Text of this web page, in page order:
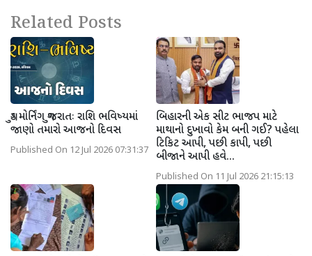
Related Posts
ગુડ મોર્નિંગ ગુજરાતઃ રાશિ ભવિષ્યમાં
જાણો તમારો આજનો દિવસ
Published On 12 Jul 2026 07:31:37
બિહારની એક સીટ ભાજપ માટે
માથાનો દુખાવો કેમ બની ગઈ? પહેલા
ટિકિટ આપી, પછી કાપી, પછી
બીજાને આપી હવે...
Published On 11 Jul 2026 21:15:13